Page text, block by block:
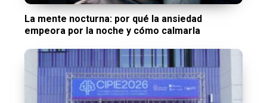
La mente nocturna: por qué la ansiedad
empeora por la noche y cómo calmarla